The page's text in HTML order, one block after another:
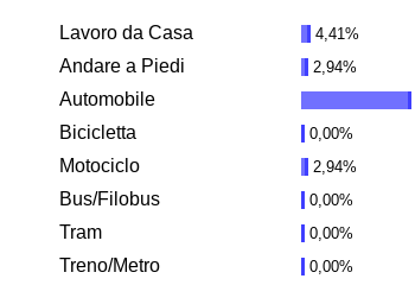
Lavoro da Casa 4,41%
Andare a Piedi 2,94%
Automobile
Bicicletta 0,00%
Motociclo 2,94%
Bus/Filobus 0,00%
Tram 0,00%
Treno/Metro 0,00%